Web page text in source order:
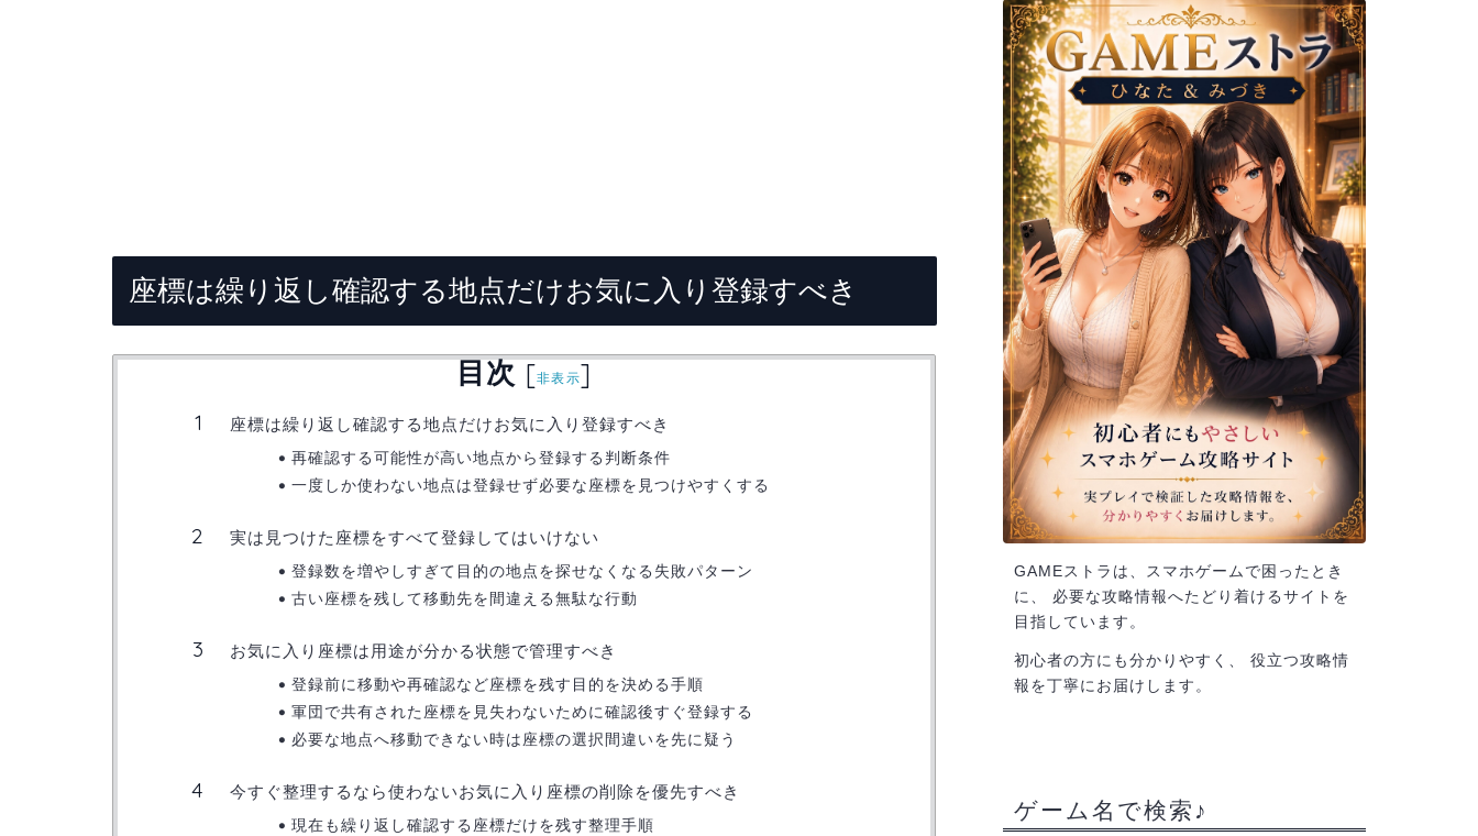
座標は繰り返し確認する地点だけお気に入り登録すべき
目次 [非表示]
座標は繰り返し確認する地点だけお気に入り登録すべき
再確認する可能性が高い地点から登録する判断条件
一度しか使わない地点は登録せず必要な座標を見つけやすくする
実は見つけた座標をすべて登録してはいけない
登録数を増やしすぎて目的の地点を探せなくなる失敗パターン
古い座標を残して移動先を間違える無駄な行動
お気に入り座標は用途が分かる状態で管理すべき
登録前に移動や再確認など座標を残す目的を決める手順
軍団で共有された座標を見失わないために確認後すぐ登録する
必要な地点へ移動できない時は座標の選択間違いを先に疑う
今すぐ整理するなら使わないお気に入り座標の削除を優先すべき
現在も繰り返し確認する座標だけを残す整理手順
GAMEストラは、スマホゲームで困ったとき
に、 必要な攻略情報へたどり着けるサイトを
目指しています。
初心者の方にも分かりやすく、 役立つ攻略情
報を丁寧にお届けします。
ゲーム名で検索♪